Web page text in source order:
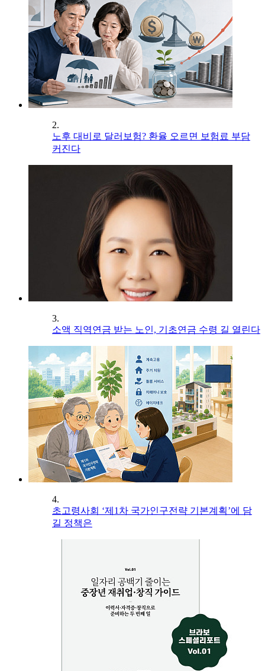
2.
노후 대비로 달러보험? 환율 오르면 보험료 부담
커진다
3.
소액 직역연금 받는 노인, 기초연금 수령 길 열린다
4.
초고령사회 ‘제1차 국가인구전략 기본계획’에 담
길 정책은